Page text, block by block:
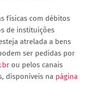
físicas com débitos
de instituições
atrelada a bens
ser pedidas por
ou pelos canais
disponíveis na página